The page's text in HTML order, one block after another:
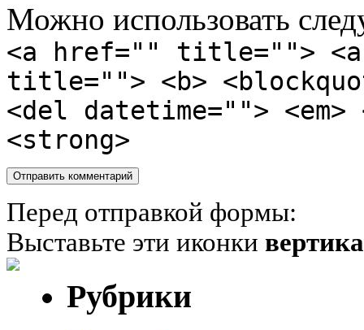
Можно использовать
<a href="" title="">
title=""> <b>
<del datetime="">
<strong>
Перед отправкой формы:
Выставьте эти иконки
Рубрики